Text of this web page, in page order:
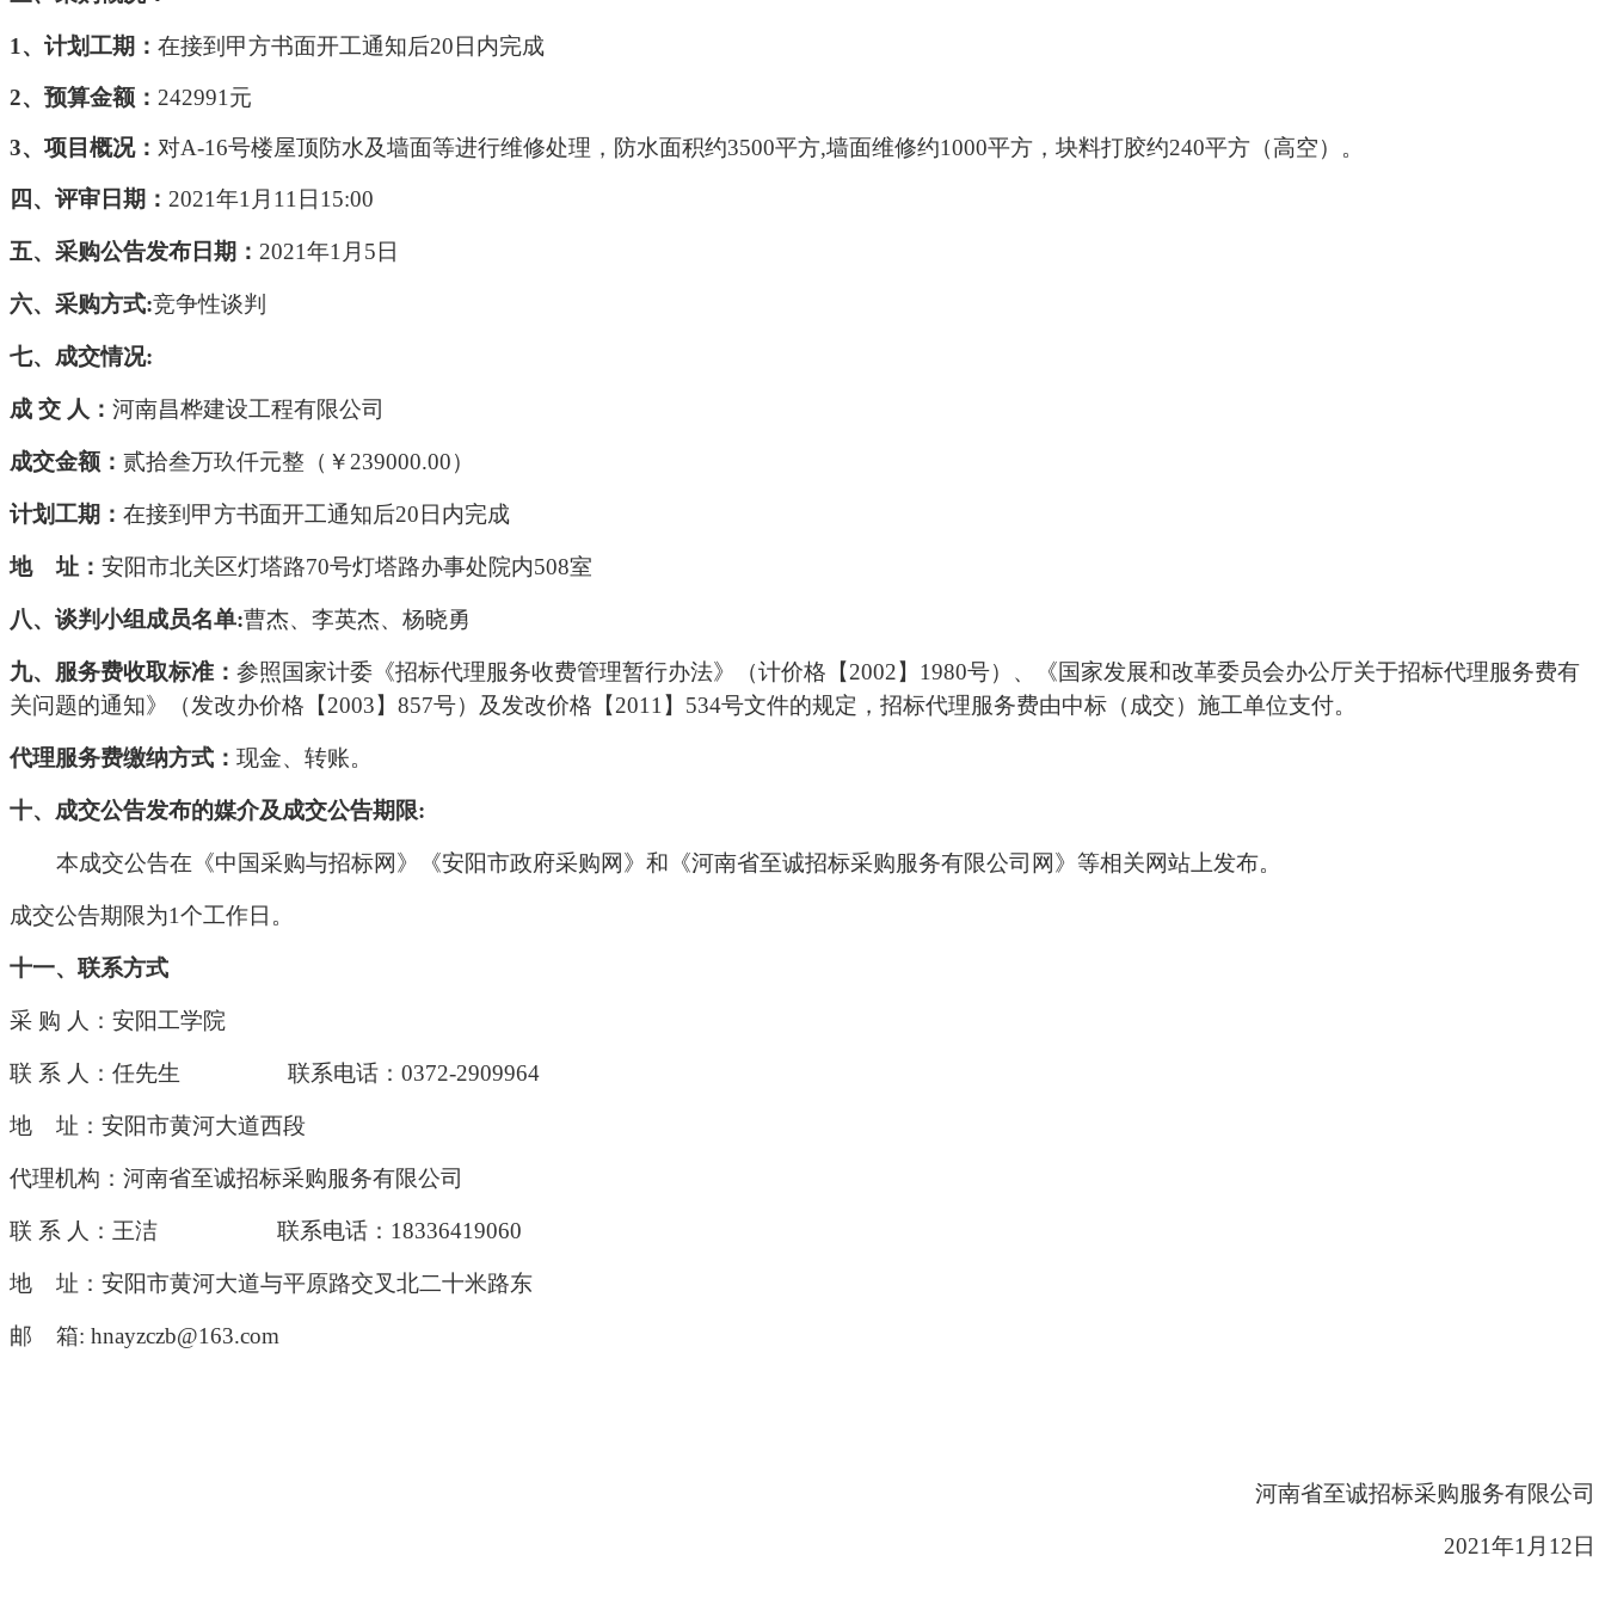
1、计划工期： 在接到甲方书面开工通知后20日内完成
2、 预算金额： 242991元
3、项目概况： 对A-16号楼屋顶防水及墙面等进行维修处理，防水面积约3500平方,墙面维修约1000平方，块料打胶约240平方（高空）。
四、评审 日期： 2021年1 月 11 日 15:00
五、 采购公告发布日期 ： 2021年1 月 5 日
六、采购方式:竞争性谈判
七、 成交情况:
成 交 人： 河南昌桦建设工程有限公司
成交金额： 贰拾叁万玖仟元整（￥ 239000.00）
计划工期： 在接到甲方书面开工通知后20日内完成
地 址： 安阳市北关区灯塔路70号灯塔路办事处院内508室
八、谈判小组 成员名单:曹杰、李英杰、杨晓勇
九、 服务费收取标准： 参照国家计委《招标代理服务收费管理暂行办法》（计价格【2002】1980号）、《国家发展和改革委员会办公厅关于招标代理服务费有
关问题的通知》（发改办价格【2003】857号）及发改价格【2011】534号文件的规定，招标代理服务费由中标（成交）施工单位支付。
代理服务费缴纳方式： 现金、转账。
十、 成交公告发布的媒介及成交公告期限:
本成交公告在 《中国采购与招标网》《安阳市政府采购网》和《河南省至诚招标采购服务有限公司网》等相关网站上发布。
成交公告期限为1个工作日。
十一、联系方式
采 购 人：安阳工学院
联 系 人：任先生 联系电话： 0372-2909964
地 址：安阳市黄河大道西段
代理机构：河南省至诚招标采购服务有限公司
联 系 人：王洁 联系电话： 18336419060
地 址：安阳市黄河大道与平原路交叉北二十米路东
邮 箱: hnayzczb@163.com
河南省至诚招标采购服务有限公司
2021年1 月 12 日